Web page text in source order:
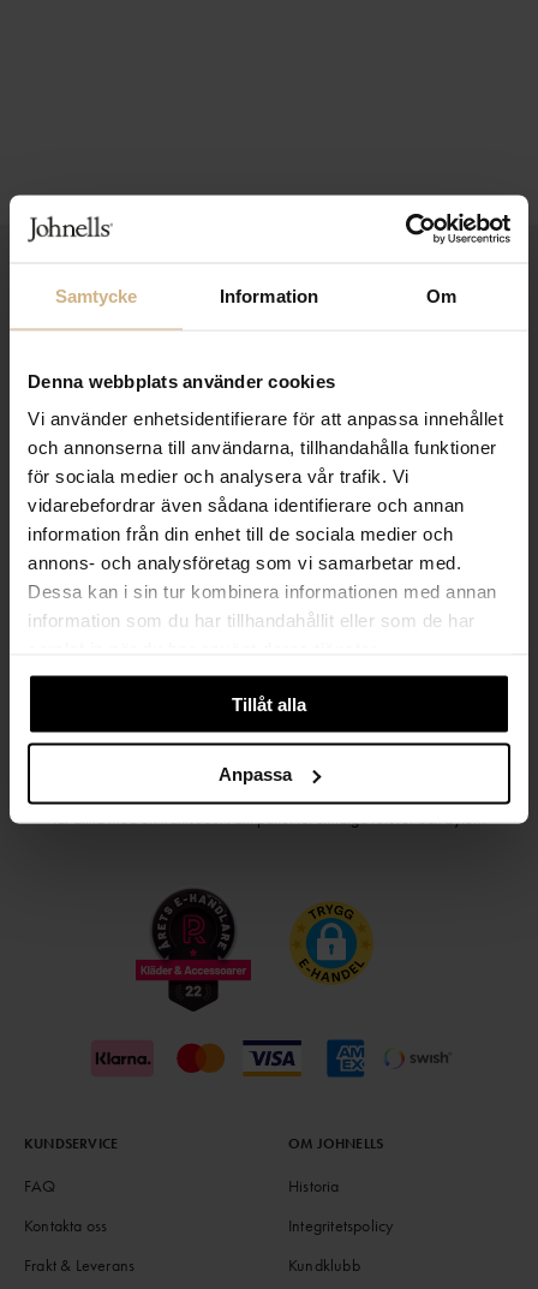
Samtycke Information Om
Denna webbplats använder cookies
Vi använder enhetsidentifierare för att anpassa innehållet
och annonserna till användarna, tillhandahålla funktioner
för sociala medier och analysera vår trafik. Vi
vidarebefordrar även sådana identifierare och annan
information från din enhet till de sociala medier och
annons- och analysföretag som vi samarbetar med.
Dessa kan i sin tur kombinera informationen med annan
information som du har tillhandahållit eller som de har
Tillåt alla
Anpassa
Håll dig uppdaterad
PRENUMERERA PÅ VÅRT NYHETSBREV
Kvinna Man
PRENUMERERA
HANDLA TRYGGT OCH SMIDIGT
Välj det betalsätt som passar dig med Klarna. Vi på Johnells erbjuder flera
bekväma fraktalternativ; utlämningsställe, hemleverans och paketskåp. Du
får alltid med en fraktsedel i ditt paket för smidiga returer och byten!
KUNDSERVICE
FAQ
Kontakta oss
Frakt & Leverans
OM JOHNELLS
Historia
Integritetspolicy
Kundklubb